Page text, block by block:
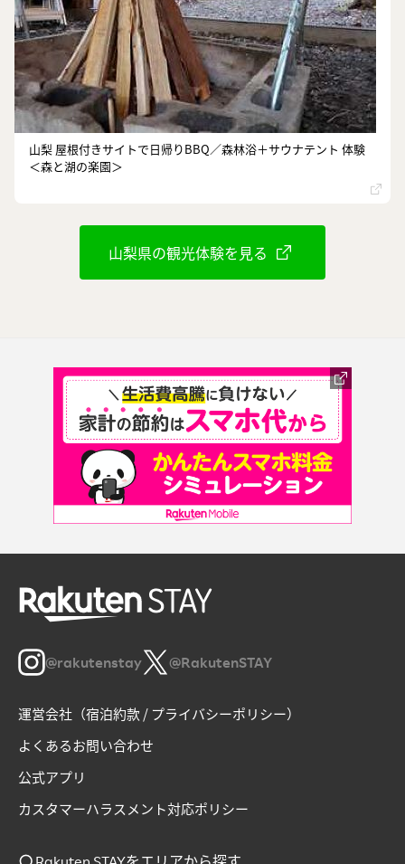
山梨 屋根付きサイトで日帰りBBQ／森林浴＋サウナテント 体験
＜森と湖の楽園＞
山梨県の観光体験を見る
@rakutenstay @RakutenSTAY
運営会社（宿泊約款 / プライバシーポリシー）
よくあるお問い合わせ
公式アプリ
カスタマーハラスメント対応ポリシー